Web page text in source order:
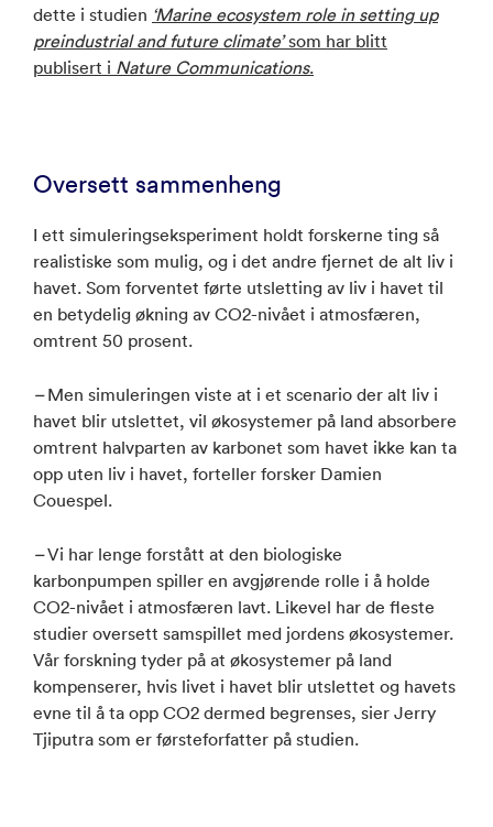
dette i studien ‘Marine ecosystem role in setting up
preindustrial and future climate’som har blitt
publisert i Nature Communications.
Oversett sammenheng
I ett simuleringseksperiment holdt forskerne ting så
realistiske som mulig, og i det andre fjernet de alt liv i
havet. Som forventet førte utsletting av liv i havet til
en betydelig økning av CO2-nivået i atmosfæren,
omtrent 50 prosent.
–Men simuleringen viste at i et scenario der alt liv i
havet blir utslettet, vil økosystemer på land absorbere
omtrent halvparten av karbonet som havet ikke kan ta
opp uten liv i havet, forteller forsker Damien
Couespel.
–Vi har lenge forstått at den biologiske
karbonpumpen spiller en avgjørende rolle i å holde
CO2-nivået i atmosfæren lavt. Likevel har de fleste
studier oversett samspillet med jordens økosystemer.
Vår forskning tyder på at økosystemer på land
kompenserer, hvis livet i havet blir utslettet og havets
evne til å ta opp CO2 dermed begrenses, sier Jerry
Tjiputra som er førsteforfatter på studien.